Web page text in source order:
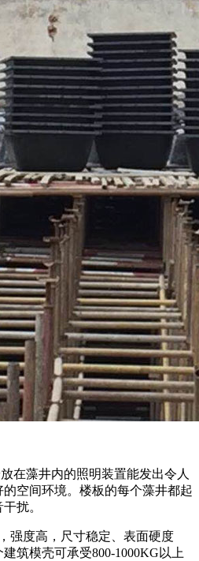
在藻井内的照明装置能发出令人
空间环境。楼板的每个藻井都起
扰。
强度高，尺寸稳定、表面硬度
筑模壳可承受800-1000KG以上